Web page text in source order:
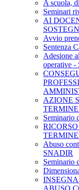
A scuola,
Seminari
AI
Avvio
Sentenza
Adesione
operative -
AZIONE
Seminario
Abuso
SNADIR
Seminario